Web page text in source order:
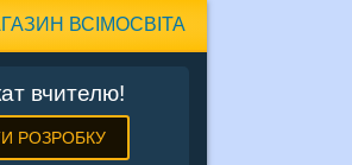
ВСІМОСВІТА
вчителю!
РОЗРОБКУ